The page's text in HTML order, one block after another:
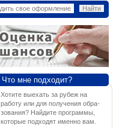
Что мне подходит?
Хотите выехать за рубеж на
работу или для получения обра-
зования? Найдите программы,
которые подходят именно вам.